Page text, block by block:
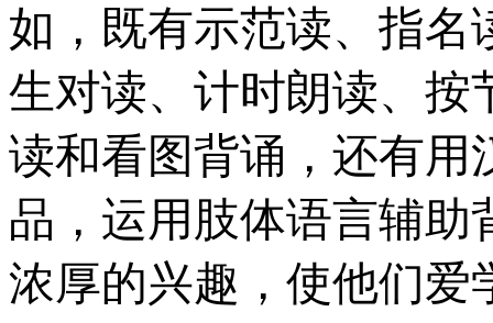
如，既有示范读、指名
生对读、计时朗读、按
读和看图背诵，还有用
品，运用肢体语言辅助
浓厚的兴趣，使他们爱